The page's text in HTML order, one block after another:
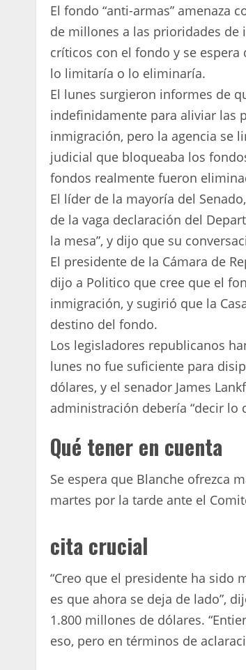
El fondo “anti-armas” amenaza
de millones a las prioridades
críticos con el fondo y se
lo limitaría o lo eliminaría.
El lunes surgieron informes de
indefinidamente para aliviar las
inmigración, pero la agencia se
judicial que bloqueaba los
fondos realmente fueron
El líder de la mayoría del
de la vaga declaración del
la mesa”, y dijo que su
El presidente de la Cámara de
dijo a Politico que cree que el
inmigración, y sugirió que la
destino del fondo.
Los legisladores republicanos
lunes no fue suficiente para
dólares, y el senador James
administración debería “decir lo
Qué tener en cuenta
Se espera que Blanche ofrezca
martes por la tarde ante el
cita crucial
“Creo que el presidente ha sido
es que ahora se deja de lado”,
1.800 millones de dólares.
eso, pero en términos de